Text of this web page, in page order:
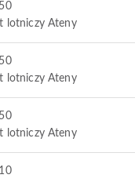
lotniczy Ateny
lotniczy Ateny
lotniczy Ateny